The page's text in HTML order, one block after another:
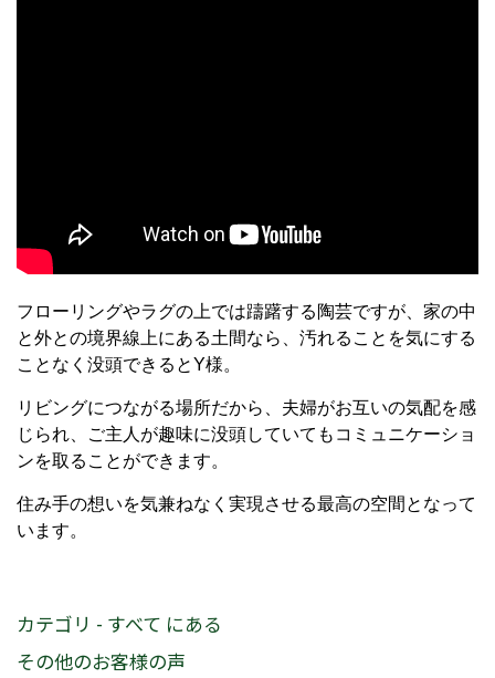
フローリングやラグの上では躊躇する陶芸ですが、家の中
と外との境界線上にある土間なら、汚れることを気にする
ことなく没頭できるとY様。
リビングにつながる場所だから、夫婦がお互いの気配を感
じられ、ご主人が趣味に没頭していてもコミュニケーショ
ンを取ることができます。
住み手の想いを気兼ねなく実現させる最高の空間となって
います。
カテゴリ - すべて にある
その他のお客様の声